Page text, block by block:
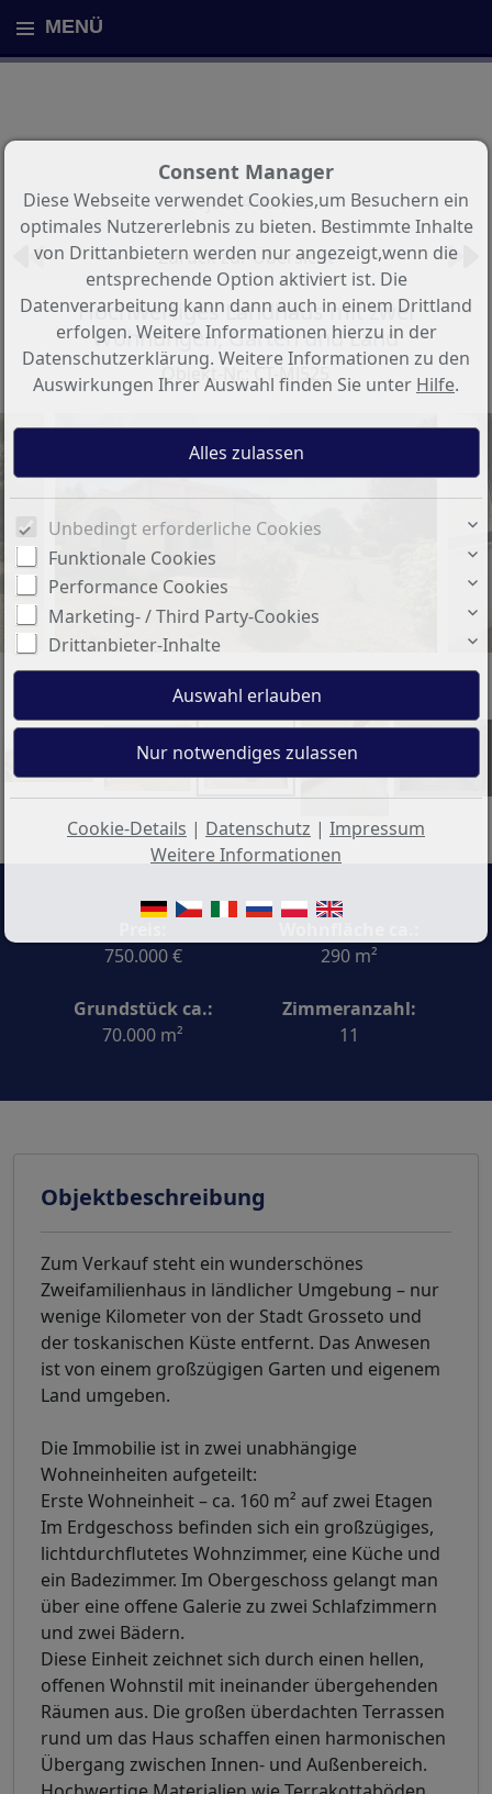
MENÜ
Objekt 4 von 46
Zurück zur Übersicht
Hochwertiges Landhaus mit zwei
Wohnungen, Garten und Land
Objekt-Nr.: CT-MJ525
750.000 €
290 m²
Grundstück ca.:
70.000 m²
Zimmeranzahl:
11
Objektbeschreibung
Zum Verkauf steht ein wunderschönes
Zweifamilienhaus in ländlicher Umgebung – nur
wenige Kilometer von der Stadt Grosseto und
der toskanischen Küste entfernt. Das Anwesen
ist von einem großzügigen Garten und eigenem
Land umgeben.
Die Immobilie ist in zwei unabhängige
Wohneinheiten aufgeteilt:
Erste Wohneinheit – ca. 160 m² auf zwei Etagen
Im Erdgeschoss befinden sich ein großzügiges,
lichtdurchflutetes Wohnzimmer, eine Küche und
ein Badezimmer. Im Obergeschoss gelangt man
über eine offene Galerie zu zwei Schlafzimmern
und zwei Bädern.
Diese Einheit zeichnet sich durch einen hellen,
offenen Wohnstil mit ineinander übergehenden
Räumen aus. Die großen überdachten Terrassen
rund um das Haus schaffen einen harmonischen
Übergang zwischen Innen- und Außenbereich.
Consent Manager
Diese Webseite verwendet Cookies,um Besuchern ein
optimales Nutzererlebnis zu bieten. Bestimmte Inhalte
von Drittanbietern werden nur angezeigt,wenn die
entsprechende Option aktiviert ist. Die
Datenverarbeitung kann dann auch in einem Drittland
erfolgen. Weitere Informationen hierzu in der
Datenschutzerklärung. Weitere Informationen zu den
Auswirkungen Ihrer Auswahl finden Sie unter Hilfe.
Unbedingt erforderliche Cookies
Funktionale Cookies
Performance Cookies
Marketing- / Third Party-Cookies
Drittanbieter-Inhalte
Cookie-Details | Datenschutz | Impressum
Weitere Informationen